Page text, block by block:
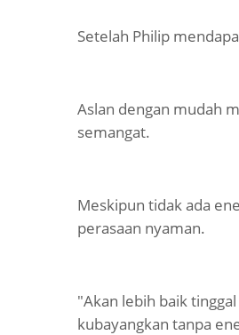
Setelah Philip
Aslan dengan mudah
semangat.
Meskipun tidak ada
perasaan nyaman.
"Akan lebih baik
kubayangkan tanpa